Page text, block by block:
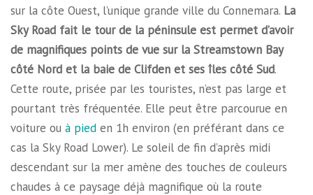
sur la côte Ouest, l’unique grande ville du Connemara. La
Sky Road fait le tour de la péninsule est permet d’avoir
de magnifiques points de vue sur la Streamstown Bay
côté Nord et la baie de Clifden et ses îles côté Sud.
Cette route, prisée par les touristes, n’est pas large et
pourtant très fréquentée. Elle peut être parcourue en
voiture ou à pied en 1h environ (en préférant dans ce
cas la Sky Road Lower). Le soleil de fin d’après midi
descendant sur la mer amène des touches de couleurs
chaudes à ce paysage déjà magnifique où la route